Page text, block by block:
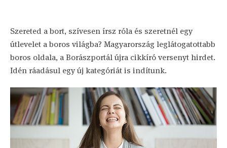
Szereted a bort, szívesen írsz róla és szeretnél egy
útlevelet a boros világba? Magyarország leglátogatottabb
boros oldala, a Borászportál újra cikkíró versenyt hirdet.
Idén ráadásul egy új kategóriát is indítunk.